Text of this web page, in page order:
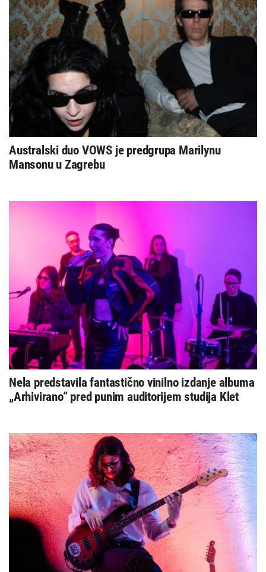
Australski duo VOWS je predgrupa Marilynu
Mansonu u Zagrebu
Nela predstavila fantastično vinilno izdanje albuma
„Arhivirano“ pred punim auditorijem studija Klet